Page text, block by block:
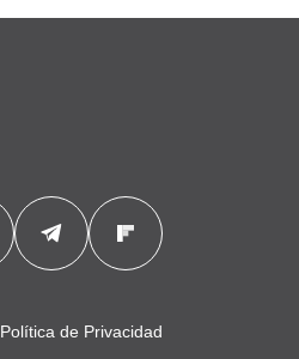
Política de Privacidad